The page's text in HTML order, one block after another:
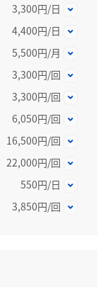
3,300円/日
4,400円/日
5,500円/月
3,300円/回
3,300円/回
6,050円/回
16,500円/回
22,000円/回
550円/日
3,850円/回